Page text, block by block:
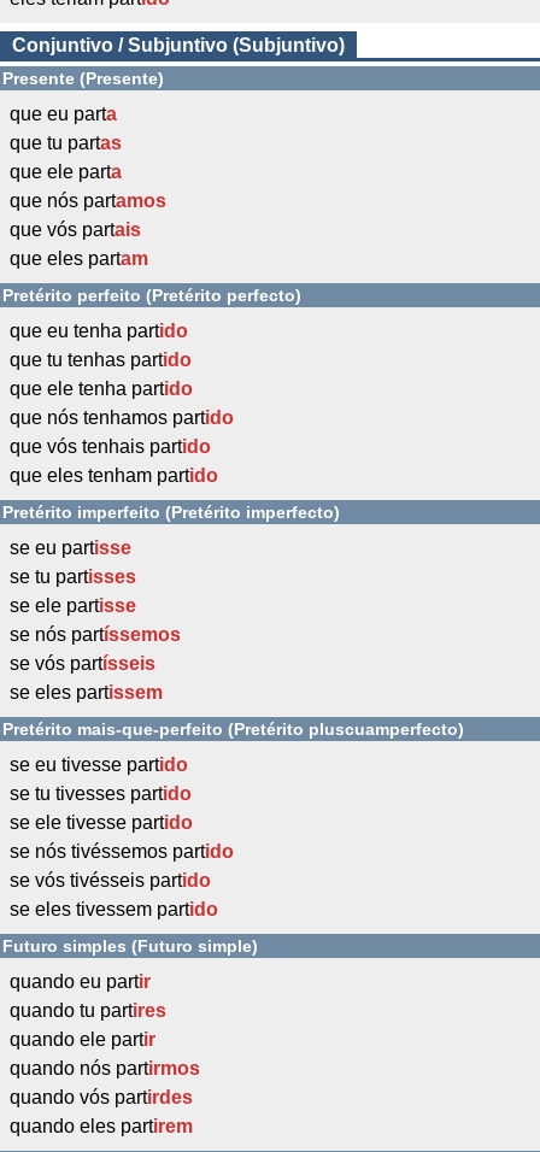
Conjuntivo / Subjuntivo (Subjuntivo)
Presente (Presente)
que eu parta
que tu partas
que ele parta
que nós partamos
que vós partais
que eles partam
Pretérito perfeito (Pretérito perfecto)
que eu tenha partido
que tu tenhas partido
que ele tenha partido
que nós tenhamos partido
que vós tenhais partido
que eles tenham partido
Pretérito imperfeito (Pretérito imperfecto)
se eu partisse
se tu partisses
se ele partisse
se nós partíssemos
se vós partísseis
se eles partissem
Pretérito mais-que-perfeito (Pretérito pluscuamperfecto)
se eu tivesse partido
se tu tivesses partido
se ele tivesse partido
se nós tivéssemos partido
se vós tivésseis partido
se eles tivessem partido
Futuro simples (Futuro simple)
quando eu partir
quando tu partires
quando ele partir
quando nós partirmos
quando vós partirdes
quando eles partirem